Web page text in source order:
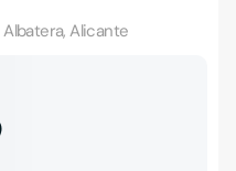
Alicante